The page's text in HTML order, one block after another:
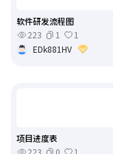
软件研发流程图
223
1
1
EDk881HV
项目进度表
223
0
1